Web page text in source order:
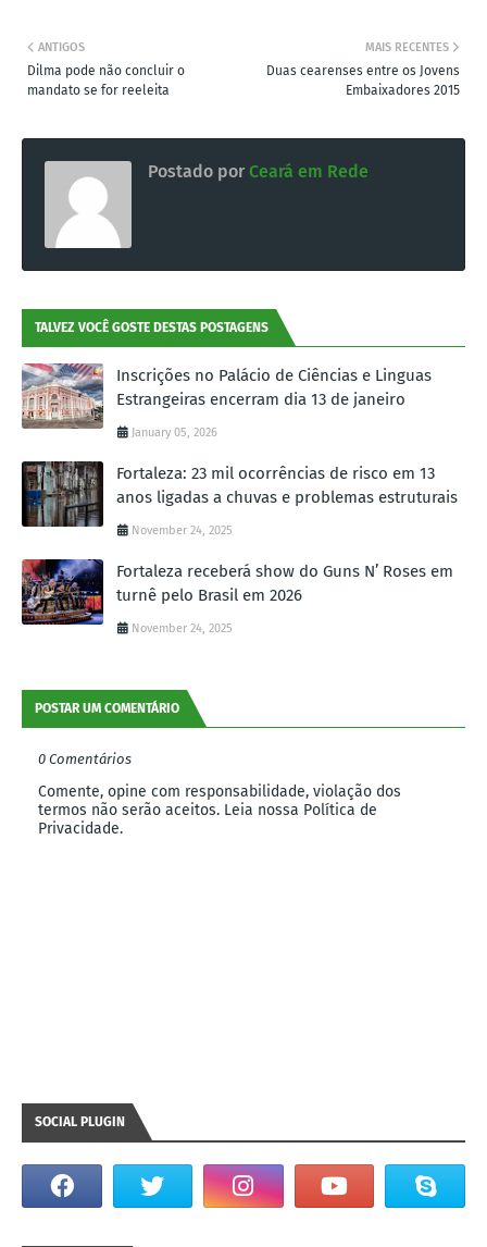
MAIS RECENTES
Duas cearenses entre os Jovens
Embaixadores 2015
ANTIGOS
Dilma pode não concluir o
mandato se for reeleita
Postado por Ceará em Rede
TALVEZ VOCÊ GOSTE DESTAS POSTAGENS
Inscrições no Palácio de Ciências e Linguas
Estrangeiras encerram dia 13 de janeiro
January 05, 2026
Fortaleza: 23 mil ocorrências de risco em 13
anos ligadas a chuvas e problemas estruturais
November 24, 2025
Fortaleza receberá show do Guns N’ Roses em
turnê pelo Brasil em 2026
November 24, 2025
POSTAR UM COMENTÁRIO
0 Comentários
Comente, opine com responsabilidade, violação dos
termos não serão aceitos. Leia nossa Política de
Privacidade.
SOCIAL PLUGIN